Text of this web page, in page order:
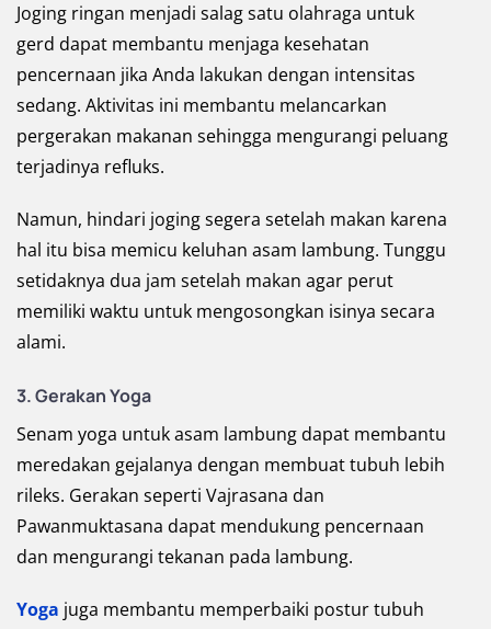
Joging ringan menjadi salag satu olahraga untuk
gerd dapat membantu menjaga kesehatan
pencernaan jika Anda lakukan dengan intensitas
sedang. Aktivitas ini membantu melancarkan
pergerakan makanan sehingga mengurangi peluang
terjadinya refluks.
Namun, hindari joging segera setelah makan karena
hal itu bisa memicu keluhan asam lambung. Tunggu
setidaknya dua jam setelah makan agar perut
memiliki waktu untuk mengosongkan isinya secara
alami.
3. Gerakan Yoga
Senam yoga untuk asam lambung dapat membantu
meredakan gejalanya dengan membuat tubuh lebih
rileks. Gerakan seperti Vajrasana dan
Pawanmuktasana dapat mendukung pencernaan
dan mengurangi tekanan pada lambung.
Yoga juga membantu memperbaiki postur tubuh